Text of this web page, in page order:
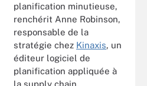
planification minutieuse,
renchérit Anne Robinson,
responsable de la
stratégie chez Kinaxis, un
éditeur logiciel de
planification appliquée à
la supply chain.